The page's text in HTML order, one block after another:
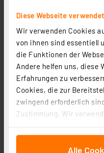
Diese Webseite
Wir verwenden Cookies
von ihnen sind essentiell
die Funktionen der
Andere helfen uns, diese
Erfahrungen zu
Cookies, die zur
zwingend erforderlich
Zustimmung. Wir
für soziale Medien
auf unsere Website zu
Alle
Artikel-Nr. 119080
2 3 4 5 (5)